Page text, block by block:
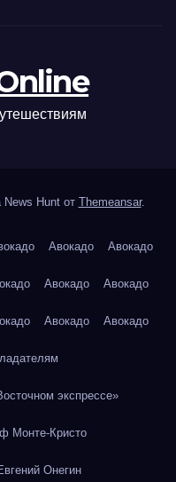
News Hunt от Themeansar.
Авокадо Авокадо
Авокадо Авокадо
Авокадо Авокадо
экспрессе»
Монте-Кристо
Онегин